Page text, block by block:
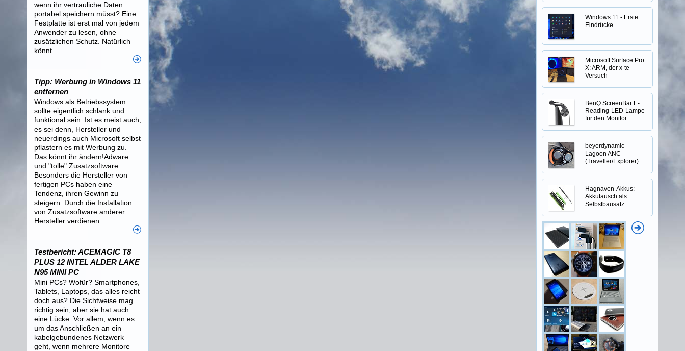
wenn ihr vertrauliche Daten
portabel speichern müsst? Eine
Festplatte ist erst mal von jedem
Anwender zu lesen, ohne
zusätzlichen Schutz. Natürlich
könnt ...
Tipp: Werbung in Windows 11
entfernen
Windows als Betriebssystem
sollte eigentlich schlank und
funktional sein. Ist es meist auch,
es sei denn, Hersteller und
neuerdings auch Microsoft selbst
pflastern es mit Werbung zu.
Das könnt ihr ändern!Adware
und "tolle" Zusatzsoftware
Besonders die Hersteller von
fertigen PCs haben eine
Tendenz, ihren Gewinn zu
steigern: Durch die Installation
von Zusatzsoftware anderer
Hersteller verdienen ...
Testbericht: ACEMAGIC T8
PLUS 12 INTEL ALDER LAKE
N95 MINI PC
Mini PCs? Wofür? Smartphones,
Tablets, Laptops, das alles reicht
doch aus? Die Sichtweise mag
richtig sein, aber sie hat auch
eine Lücke: Vor allem, wenn es
um das Anschließen an ein
kabelgebundenes Netzwerk
geht, wenn mehrere Monitore
Windows 11 - Erste
Eindrücke
Microsoft Surface Pro
X: ARM, der x-te
Versuch
BenQ ScreenBar E-
Reading-LED-Lampe
für den Monitor
beyerdynamic
Lagoon ANC
(Traveller/Explorer)
Hagnaven-Akkus:
Akkutausch als
Selbstbausatz